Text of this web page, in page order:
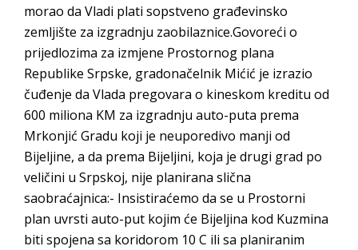
morao da Vladi plati sopstveno građevinsko
zemljište za izgradnju zaobilaznice.Govoreći o
prijedlozima za izmjene Prostornog plana
Republike Srpske, gradonačelnik Mićić je izrazio
čuđenje da Vlada pregovara o kineskom kreditu od
600 miliona KM za izgradnju auto-puta prema
Mrkonjić Gradu koji je neuporedivo manji od
Bijeljine, a da prema Bijeljini, koja je drugi grad po
veličini u Srpskoj, nije planirana slična
saobraćajnica:- Insistiraćemo da se u Prostorni
plan uvrsti auto-put kojim će Bijeljina kod Kuzmina
biti spojena sa koridorom 10 C ili sa planiranim